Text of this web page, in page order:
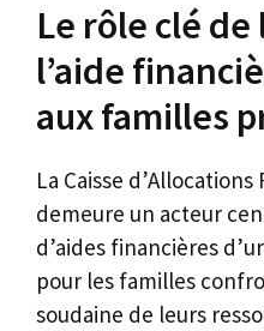
Le rôle clé de
l’aide
aux familles
La Caisse d’Allocations
demeure un acteur
d’aides financières
pour les familles
soudaine de leurs